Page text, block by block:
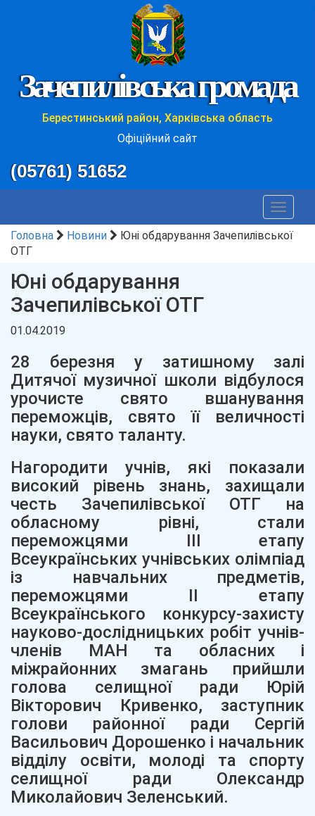
Зачепилівська громада
Берестинський район, Харківська область
Офіційний сайт
(05761) 51652
Toggle
Головна
Новини
Юні обдарування Зачепилівської
ОТГ
Юні обдарування
Зачепилівської ОТГ
01.04.2019
28 березня у затишному залі
Дитячої музичної школи відбулося
урочисте свято вшанування
переможців, свято її величності
науки, свято таланту.
Нагородити учнів, які показали
високий рівень знань, захищали
честь Зачепилівської ОТГ на
обласному рівні, стали
переможцями ІІІ етапу
Всеукраїнських учнівських олімпіад
із навчальних предметів,
переможцями ІІ етапу
Всеукраїнського конкурсу-захисту
науково-дослідницьких робіт учнів-
членів МАН та обласних і
міжрайонних змагань прийшли
голова селищної ради Юрій
Вікторович Кривенко, заступник
голови районної ради Сергій
Васильович Дорошенко і начальник
відділу освіти, молоді та спорту
селищної ради Олександр
Миколайович Зеленський.